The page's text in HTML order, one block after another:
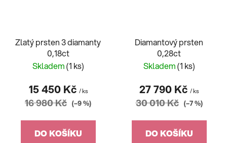
Zlatý prsten 3 diamanty
0,18ct
Skladem(1 ks)
15 450 Kč / ks
16 980 Kč (–9 %)
DO KOŠÍKU
Diamantový prsten
0,28ct
Skladem(1 ks)
27 790 Kč / ks
30 010 Kč (–7 %)
DO KOŠÍKU